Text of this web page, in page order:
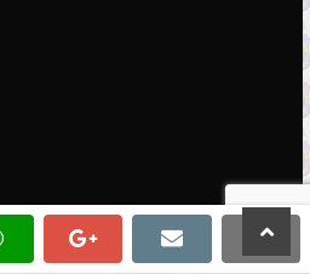
whatsappgoogle+ email
scroll